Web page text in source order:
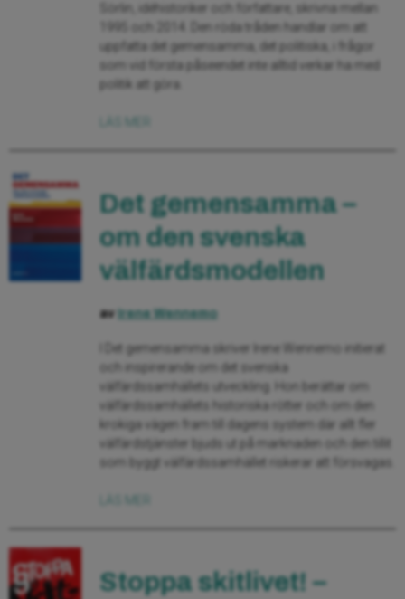
Sörlin, idéhistoriker och författare, skrivna mellan
1995 och 2014. Den röda tråden handlar om att
uppfatta det gemensamma, det politiska, i frågor
som vid första påseendet inte alltid verkar ha med
politik att göra.
Det gemensamma –
om den svenska
välfärdsmodellen
av Irene Wennemo
I Det gemensamma skriver Irene Wennemo initierat
och inspirerande om det svenska
välfärdssamhällets utveckling. Hon berättar om
välfärdssamhällets historiska rötter och om den
krokiga vägen fram till dagens system där allt fler
välfärdstjänster bjuds ut på marknaden och den tillit
som byggt välfärdssamhället riskerar att försvagas.
Stoppa skitlivet! –